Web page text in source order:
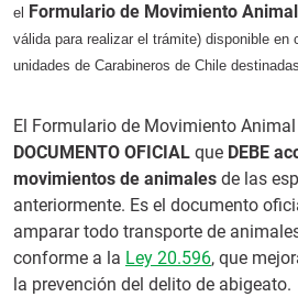
el Formulario de Movimiento Animal
válida para realizar el trámite) disponible en
unidades de Carabineros de Chile
El Formulario de Movimiento Animal
DOCUMENTO OFICIAL que DEBE
movimientos de animales de las
anteriormente. Es el documento
amparar todo transporte de
conforme a la Ley 20.596, que
la prevención del delito de abigeato.